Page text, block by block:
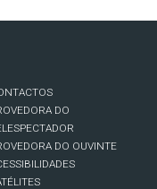
DO
DO OUVINTE